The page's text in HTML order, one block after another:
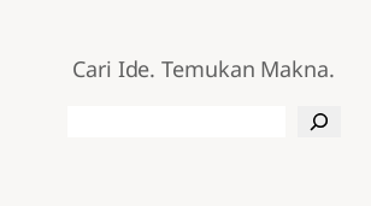
Cari Ide. Temukan Makna.